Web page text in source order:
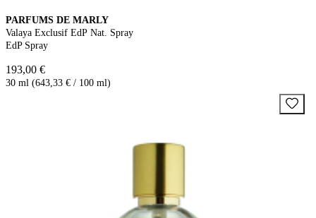
PARFUMS DE MARLY
Valaya Exclusif EdP Nat. Spray
EdP Spray
193,00 €
30 ml (643,33 € / 100 ml)